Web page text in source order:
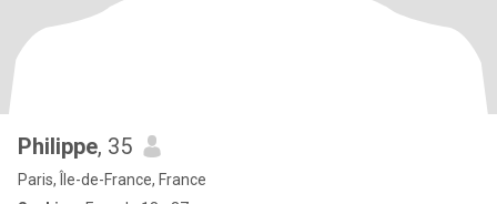
Philippe, 35
Paris, Île-de-France, France